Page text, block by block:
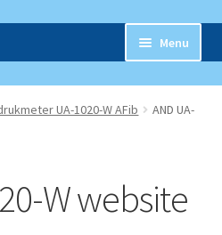
Menu
UA-1020-W AFib
AND UA-
W website